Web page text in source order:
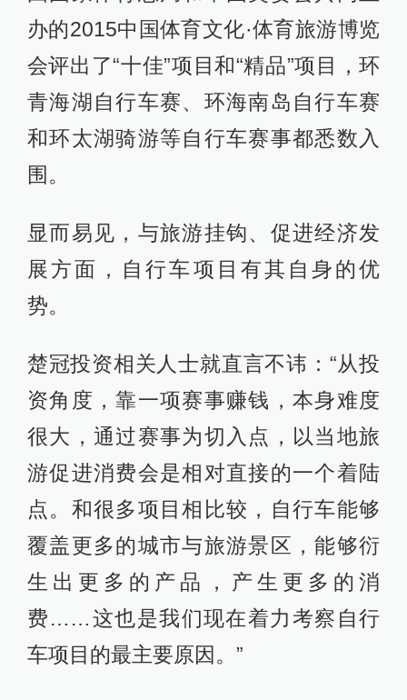
办的2015中国体育文化·体育旅游博览
会评出了“十佳”项目和“精品”项目，环
青海湖自行车赛、环海南岛自行车赛
和环太湖骑游等自行车赛事都悉数入
围。
显而易见，与旅游挂钩、促进经济发
展方面，自行车项目有其自身的优
势。
楚冠投资相关人士就直言不讳：“从投
资角度，靠一项赛事赚钱，本身难度
很大，通过赛事为切入点，以当地旅
游促进消费会是相对直接的一个着陆
点。和很多项目相比较，自行车能够
覆盖更多的城市与旅游景区，能够衍
生出更多的产品，产生更多的消
费……这也是我们现在着力考察自行
车项目的最主要原因。”